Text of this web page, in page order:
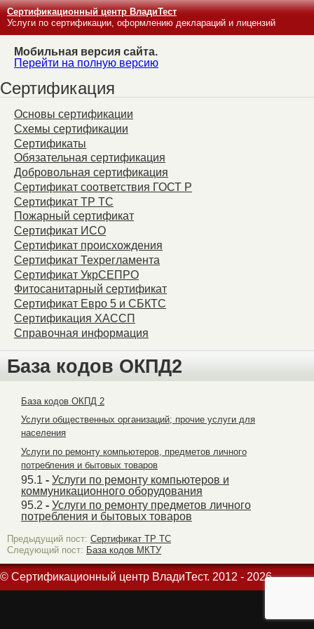
Сертификационный центр ВладиТест
Услуги по сертификации, оформлению деклараций и лицензий
Мобильная версия сайта.
Перейти на полную версию
Сертификация
Основы сертификации
Схемы сертификации
Сертификаты
Обязательная сертификация
Добровольная сертификация
Сертификат соответствия ГОСТ Р
Сертификат ТР ТС
Пожарный сертификат
Сертификат ИСО
Сертификат происхождения
Сертификат Техрегламента
Сертификат УкрСЕПРО
Фитосанитарный сертификат
Сертификат Евро 5 и СБКТС
Сертификация ХАССП
Справочная информация
База кодов ОКПД2
База кодов ОКПД 2
Услуги общественных организаций; прочие услуги для
населения
Услуги по ремонту компьютеров, предметов личного
потребления и бытовых товаров
95.1 - Услуги по ремонту компьютеров и
коммуникационного оборудования
95.2 - Услуги по ремонту предметов личного
потребления и бытовых товаров
Предыдущий пост: Сертификат ТР ТС
Следующий пост: База кодов МКТУ
© Сертификационный центр ВладиТест. 2012 - 2026